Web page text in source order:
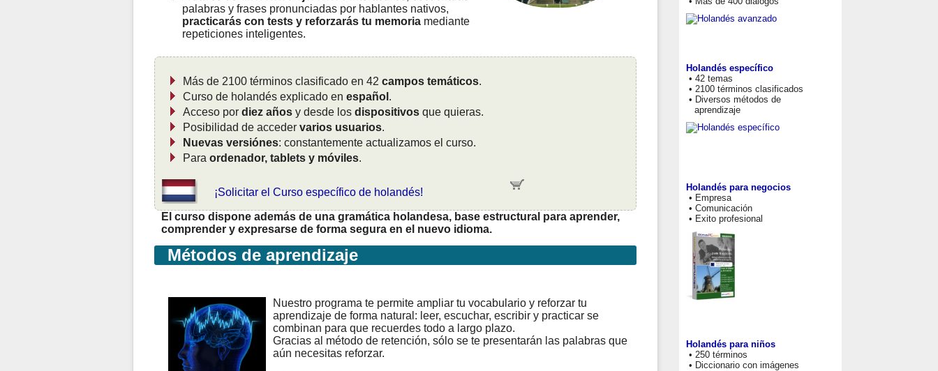
palabras y frases pronunciadas por hablantes nativos,
practicarás con tests y reforzarás tu memoriamediante
repeticiones inteligentes.
Más de 2100 términos clasificado en 42 campos temáticos.
Curso de holandés explicado en español .
Acceso por diez añosy desde los dispositivosque quieras.
Posibilidad de acceder varios usuarios.
Nuevas versiónes: constantemente actualizamos el curso.
Para ordenador, tablets y móviles.
¡Solicitar el Curso específico de holandés!
El curso dispone además de una gramática holandesa, base estructural para aprender,
comprender y expresarse de forma segura en el nuevo idioma.
Métodos de aprendizaje
Nuestro programa te permite ampliar tu vocabulario y reforzar tu
aprendizaje de forma natural: leer, escuchar, escribir y practicar se
combinan para que recuerdes todo a largo plazo.
Gracias al método de retención, sólo se te presentarán las palabras que
aún necesitas reforzar.
Holandés específico
• 42 temas
• 2100 términos clasificados
• Diversos métodos de
aprendizaje
Holandés para negocios
• Empresa
• Comunicación
• Exito profesional
Holandés para niños
• 250 términos
• Diccionario con imágenes